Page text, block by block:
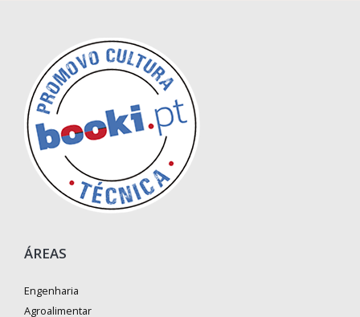
ÁREAS
Engenharia
Agroalimentar